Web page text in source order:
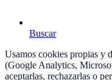
Buscar
Usamos cookies propias y
(Google Analytics,
aceptarlas, rechazarlas o